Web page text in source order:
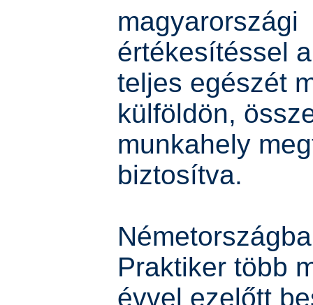
magyarországi
értékesítéssel
teljes egészét
külföldön,
munkahely
biztosítva.
Praktiker több
évvel ezelőtt